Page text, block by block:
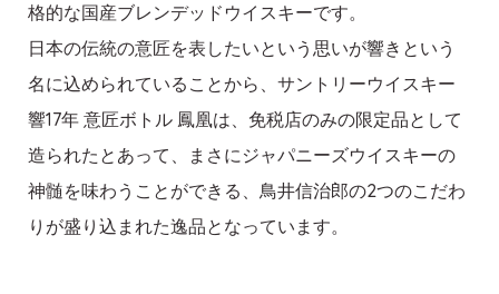
格的な国産ブレンデッドウイスキーです。
日本の伝統の意匠を表したいという思いが響きという
名に込められていることから、サントリーウイスキー
響17年 意匠ボトル 鳳凰は、免税店のみの限定品として
造られたとあって、まさにジャパニーズウイスキーの
神髄を味わうことができる、鳥井信治郎の2つのこだわ
りが盛り込まれた逸品となっています。